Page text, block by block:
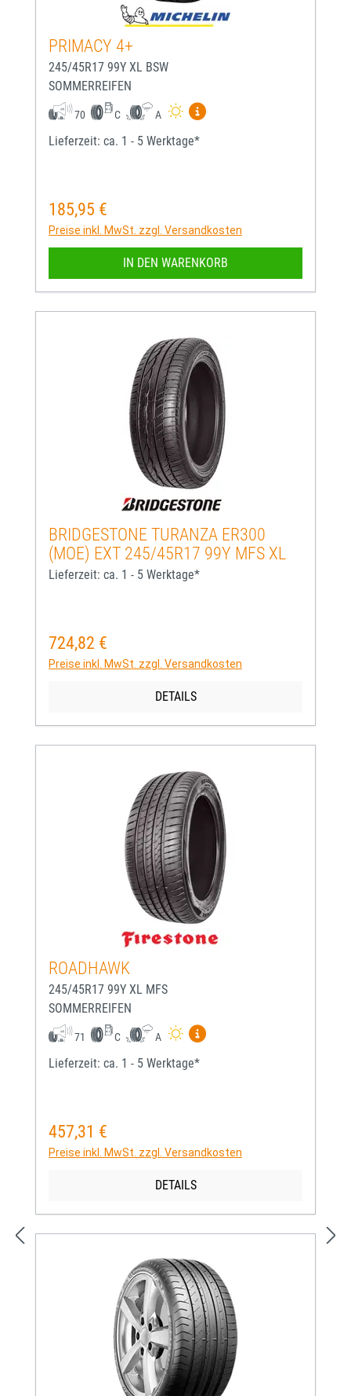
PRIMACY 4+
245/45R17 99Y XL BSW
SOMMERREIFEN
70 C A
Mehr Informationen zum
Lieferzeit: ca. 1 - 5 Werktage*
Regulärer Preis:
185,95 €
Preise inkl. MwSt. zzgl. Versandkosten
IN DEN WARENKORB
BRIDGESTONE TURANZA ER300
(MOE) EXT 245/45R17 99Y MFS XL
Lieferzeit: ca. 1 - 5 Werktage*
Regulärer Preis:
724,82 €
Preise inkl. MwSt. zzgl. Versandkosten
DETAILS
ROADHAWK
245/45R17 99Y XL MFS
SOMMERREIFEN
71 C A
Mehr Informationen zum
Lieferzeit: ca. 1 - 5 Werktage*
Regulärer Preis:
457,31 €
Preise inkl. MwSt. zzgl. Versandkosten
DETAILS